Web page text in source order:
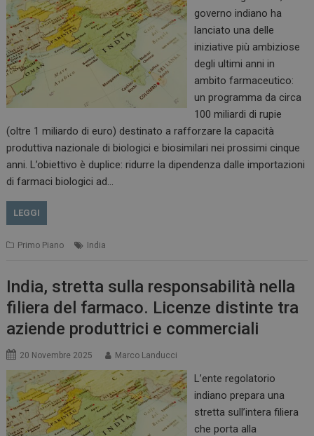
governo indiano ha
lanciato una delle
iniziative più ambiziose
degli ultimi anni in
ambito farmaceutico:
un programma da circa
100 miliardi di rupie
(oltre 1 miliardo di euro) destinato a rafforzare la capacità
produttiva nazionale di biologici e biosimilari nei prossimi cinque
anni. L’obiettivo è duplice: ridurre la dipendenza dalle importazioni
di farmaci biologici ad…
LEGGI
Primo Piano India
India, stretta sulla responsabilità nella
filiera del farmaco. Licenze distinte tra
aziende produttrici e commerciali
20 Novembre 2025 Marco Landucci
L’ente regolatorio
indiano prepara una
stretta sull’intera filiera
che porta alla